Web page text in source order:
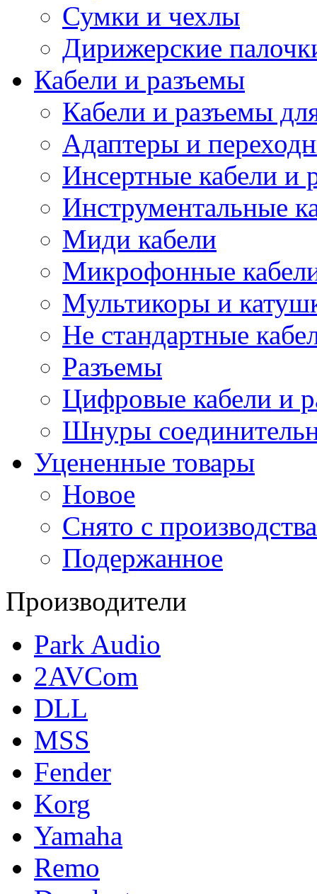
Сумки и чехлы
Дирижерские
Кабели и разъемы
Кабели и разъемы
Адаптеры и
Инсертные кабели и
Инструментальные
Миди кабели
Микрофонные
Мультикоры и
Не стандартные
Разъемы
Цифровые кабели и
Шнуры
Уцененные товары
Новое
Снято с производства
Подержанное
Производители
Park Audio
2AVCom
DLL
MSS
Fender
Korg
Yamaha
Remo